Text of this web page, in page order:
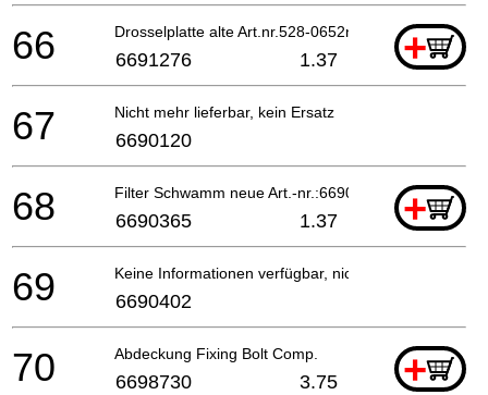
Drosselplatte alte Art.nr.528-0652n-22 +
66 6691276 1.37
Nicht mehr lieferbar, kein Ersatz
67 6690120
Filter Schwamm neue Art.-nr.:6690365 +
68 6690365 1.37
Keine Informationen verfügbar, nicht bestellbar
69 6690402
Abdeckung Fixing Bolt Comp. +
70 6698730 3.75